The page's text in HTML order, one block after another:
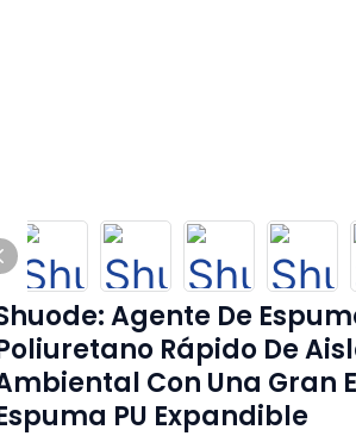
Agente De
Rápido De
Con Una Gran
PU Expandible